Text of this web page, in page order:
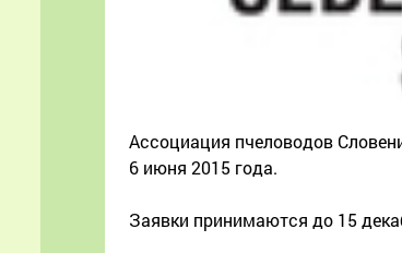
Ассоциация пчеловодов
6 июня 2015 года.
Заявки принимаются до 15